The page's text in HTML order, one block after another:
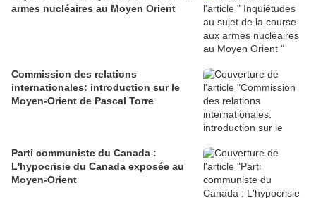
armes nucléaires au Moyen Orient
Commission des relations
internationales: introduction sur le
Moyen-Orient de Pascal Torre
Parti communiste du Canada :
L'hypocrisie du Canada exposée au
Moyen-Orient